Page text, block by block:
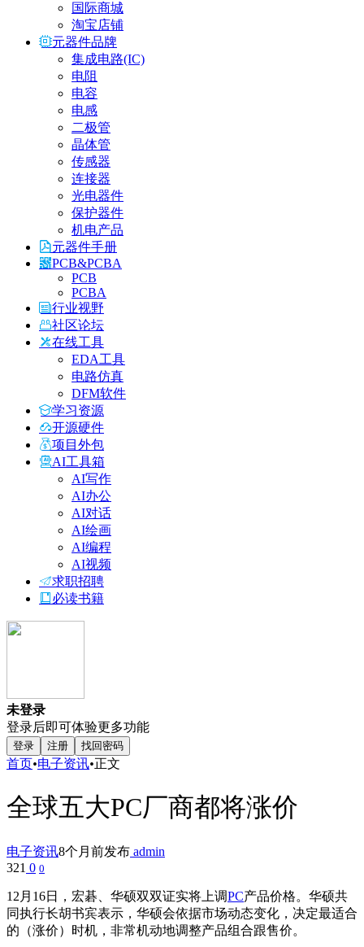
国际商城
淘宝店铺
元器件品牌
集成电路(IC)
电阻
电容
电感
二极管
晶体管
传感器
连接器
光电器件
保护器件
机电产品
元器件手册
PCB&PCBA
PCB
PCBA
行业视野
社区论坛
在线工具
EDA工具
电路仿真
DFM软件
学习资源
开源硬件
项目外包
AI工具箱
AI写作
AI办公
AI对话
AI绘画
AI编程
AI视频
求职招聘
必读书籍
未登录
登录后即可体验更多功能
登录 注册 找回密码
首页•电子资讯•正文
全球五大PC厂商都将涨价
电子资讯8个月前发布 admin
321 0 0
12月16日，宏碁、华硕双双证实将上调PC产品价格。华硕共
同执行长胡书宾表示，华硕会依据市场动态变化，决定最适合
的（涨价）时机，非常机动地调整产品组合跟售价。